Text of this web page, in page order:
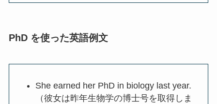
PhD を使った英語例文
She earned her PhD in biology last year.
（彼女は昨年生物学の博士号を取得しま